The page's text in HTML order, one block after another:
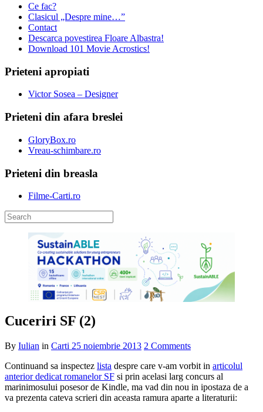
Ce fac?
Clasicul „Despre mine…”
Contact
Descarca povestirea Floare Albastra!
Download 101 Movie Acrostics!
Prieteni apropiati
Victor Sosea – Designer
Prieteni din afara breslei
GloryBox.ro
Vreau-schimbare.ro
Prieteni din breasla
Filme-Carti.ro
Cuceriri SF (2)
By Iulian in Carti 25 noiembrie 2013 2 Comments
Continuand sa inspectez lista despre care v-am vorbit in articolul
anterior dedicat romanelor SF si prin acelasi larg concurs al
marinimosului posesor de Kindle, ma vad din nou in ipostaza de a
va prezenta cateva scrieri din aceasta ramura aparte a literaturii: